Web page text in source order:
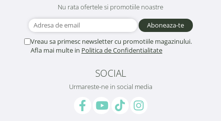
Nu rata ofertele si promotiile noastre
Vreau sa primesc newsletter cu promotiile magazinului.
Afla mai multe in Politica de Confidentialitate
SOCIAL
Urmareste-ne in social media